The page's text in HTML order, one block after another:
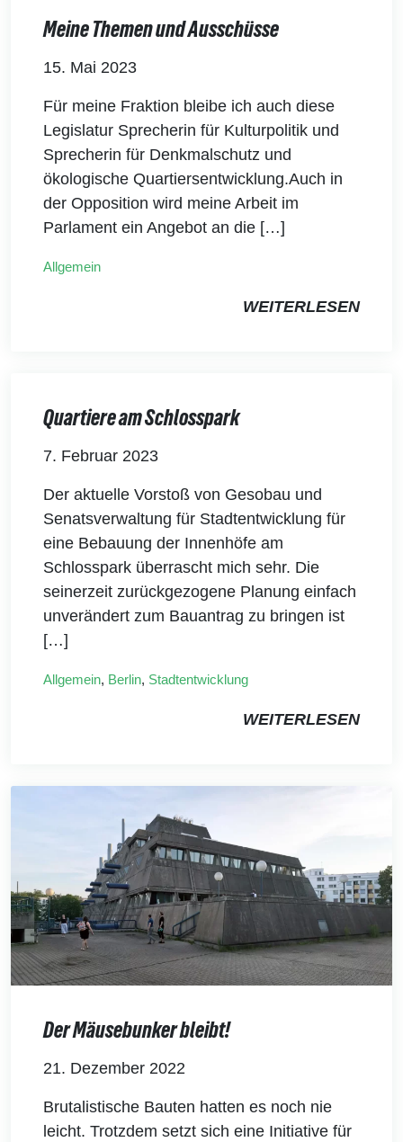
Meine Themen und Ausschüsse
15. Mai 2023
Für meine Fraktion bleibe ich auch diese
Legislatur Sprecherin für Kulturpolitik und
Sprecherin für Denkmalschutz und
ökologische Quartiersentwicklung.Auch in
der Opposition wird meine Arbeit im
Parlament ein Angebot an die […]
Allgemein
WEITERLESEN
Quartiere am Schlosspark
7. Februar 2023
Der aktuelle Vorstoß von Gesobau und
Senatsverwaltung für Stadtentwicklung für
eine Bebauung der Innenhöfe am
Schlosspark überrascht mich sehr. Die
seinerzeit zurückgezogene Planung einfach
unverändert zum Bauantrag zu bringen ist
[…]
Allgemein, Berlin, Stadtentwicklung
WEITERLESEN
Der Mäusebunker bleibt!
21. Dezember 2022
Brutalistische Bauten hatten es noch nie
leicht. Trotzdem setzt sich eine Initiative für